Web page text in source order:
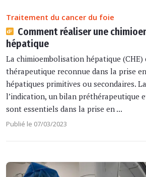
Traitement du cancer du foie
Comment réaliser une
hépatique
La chimioembolisation hépatique
thérapeutique reconnue dans la prise
hépatiques primitives ou secondaires.
l’indication, un bilan préthérapeutique
sont essentiels dans la prise en ...
Publié le 07/03/2023